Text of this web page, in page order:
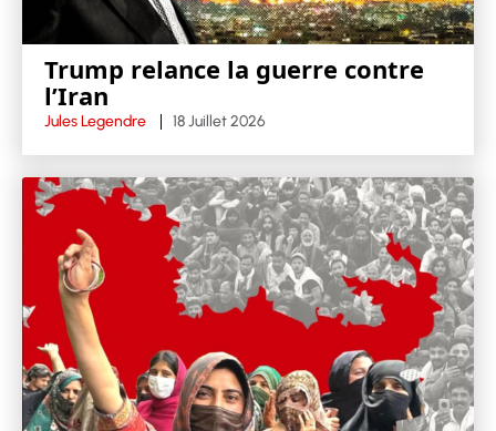
Trump relance la guerre contre
l’Iran
Jules Legendre 18 Juillet 2026